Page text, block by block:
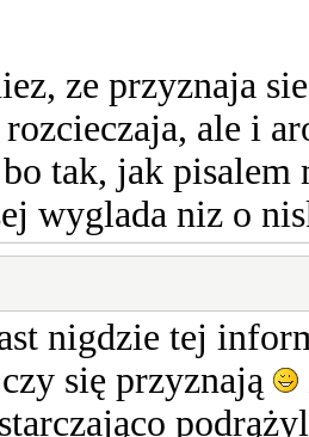
ze przyznaja
ale i
tak, jak
wyglada niz o
nigdzie tej
się przyznają